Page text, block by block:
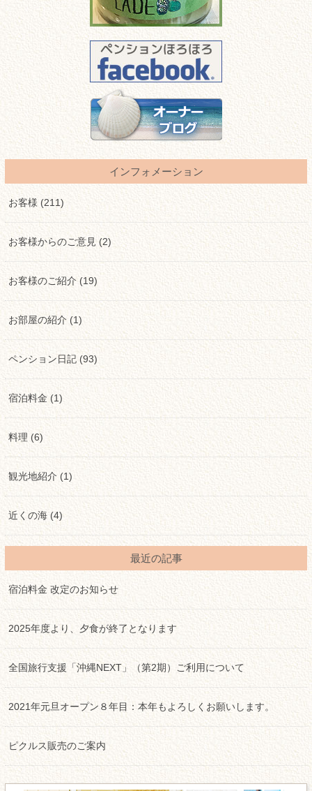
インフォメーション
お客様 (211)
お客様からのご意見 (2)
お客様のご紹介 (19)
お部屋の紹介 (1)
ペンション日記 (93)
宿泊料金 (1)
料理 (6)
観光地紹介 (1)
近くの海 (4)
最近の記事
宿泊料金 改定のお知らせ
2025年度より、夕食が終了となります
全国旅行支援「沖縄NEXT」（第2期）ご利用について
2021年元旦オープン８年目：本年もよろしくお願いします。
ピクルス販売のご案内